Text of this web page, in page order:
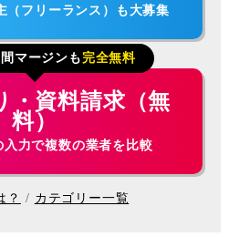
（フリーランス）も大募集
マージンも 完全無料
・資料請求（無
料）
入力で複数の業者を比較
？ カテゴリー一覧